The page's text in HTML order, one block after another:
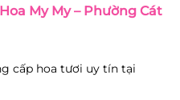
My My – Phường Cát
cấp hoa tươi uy tín tại